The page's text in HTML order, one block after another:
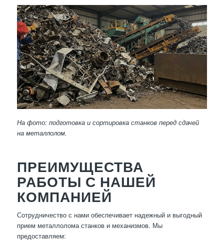
На фото: подготовка и сортировка станков перед сдачей
на металлолом.
ПРЕИМУЩЕСТВА
РАБОТЫ С НАШЕЙ
КОМПАНИЕЙ
Сотрудничество с нами обеспечивает надежный и выгодный
прием металлолома станков и механизмов. Мы
предоставляем: